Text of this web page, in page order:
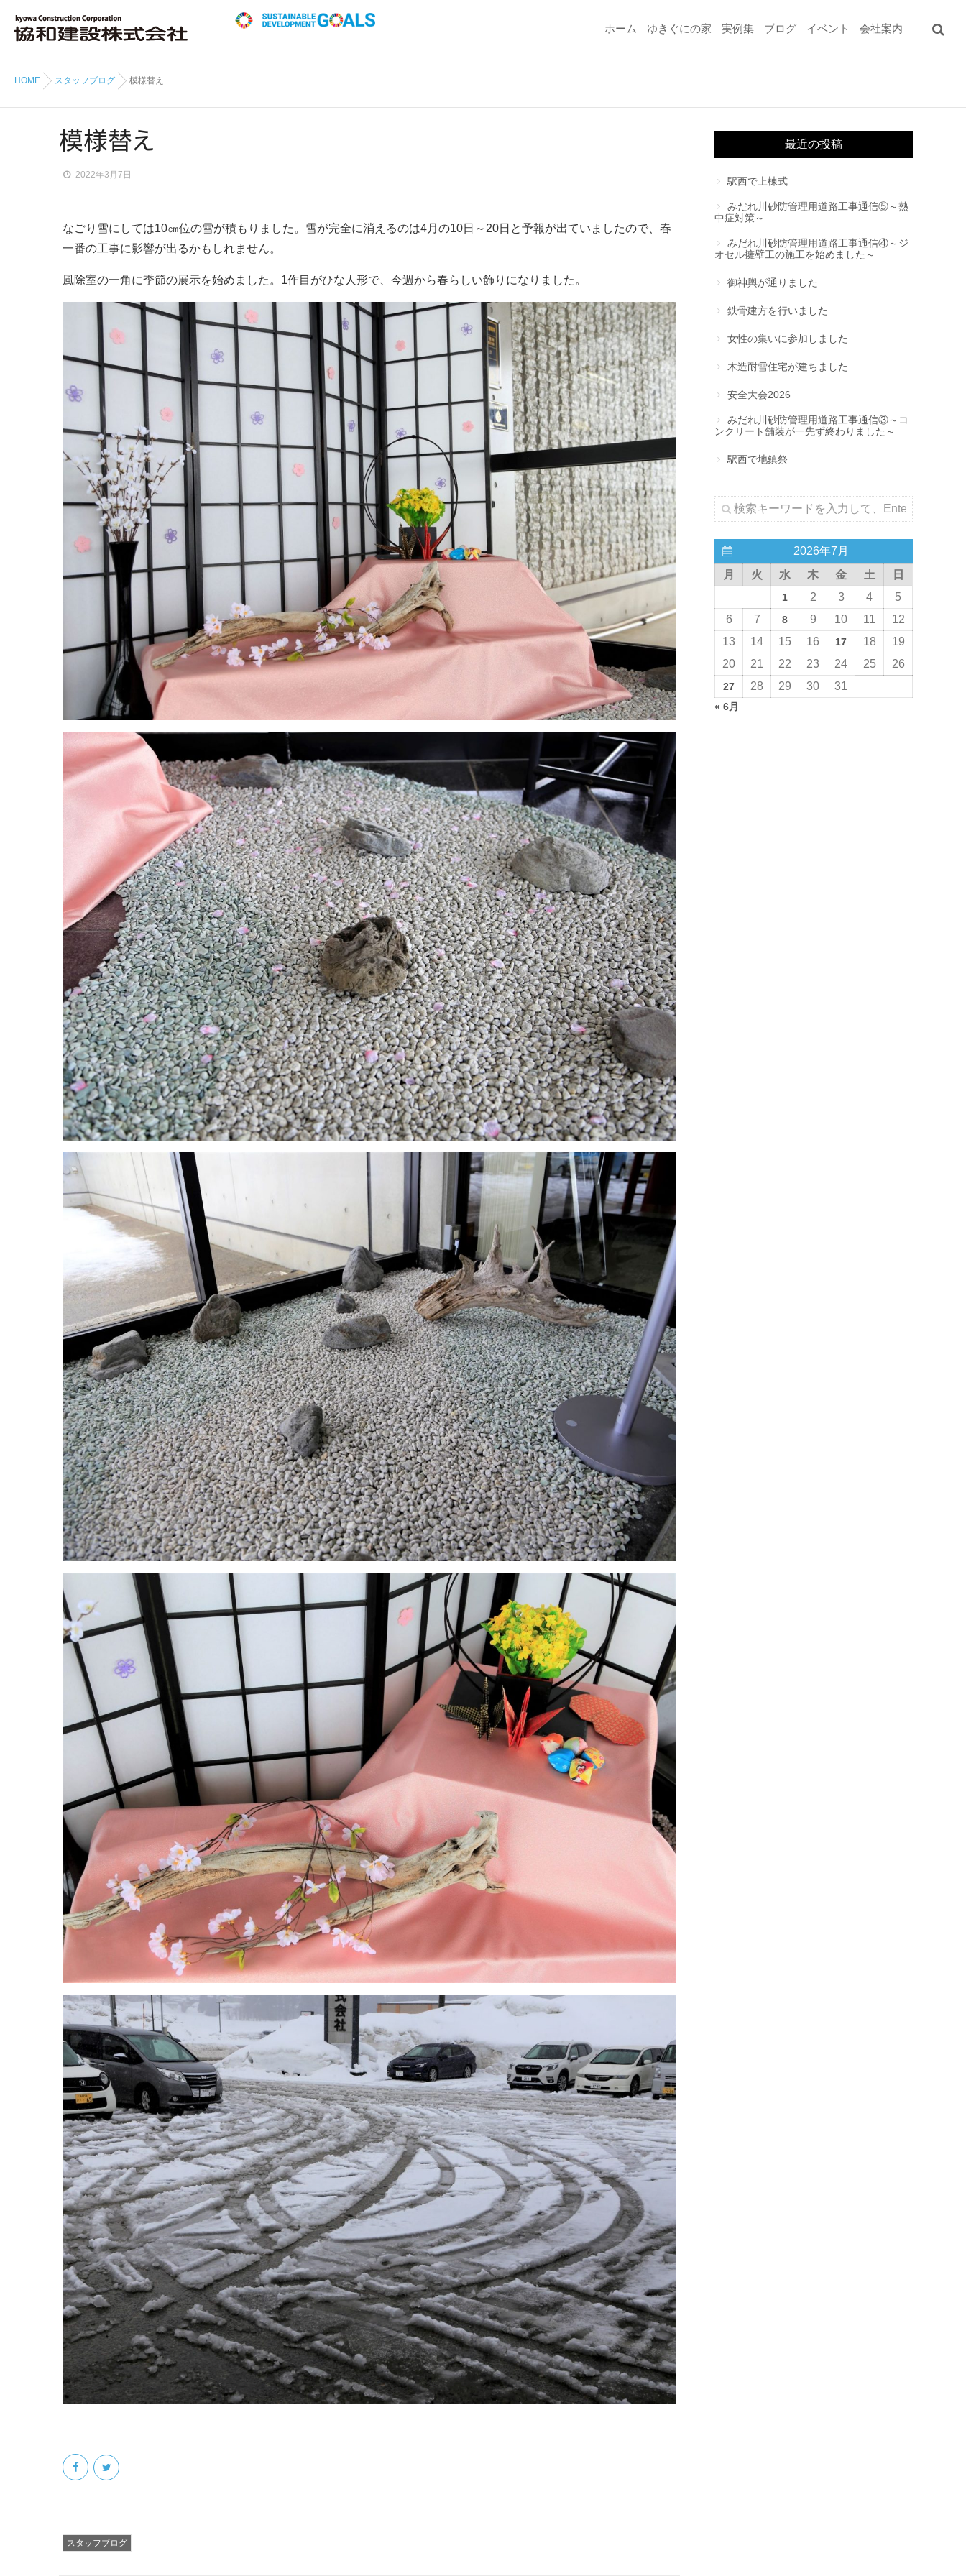
ホーム ゆきぐにの家 実例集 ブログ イベント 会社案内
HOME スタッフブログ 模様替え
模様替え
2022年3月7日
なごり雪にしては10㎝位の雪が積もりました。雪が完全に消えるのは4月の10日～20日と予報が出ていましたので、春
一番の工事に影響が出るかもしれません。
風除室の一角に季節の展示を始めました。1作目がひな人形で、今週から春らしい飾りになりました。
スタッフブログ
最近の投稿
駅西で上棟式
みだれ川砂防管理用道路工事通信⑤～熱
中症対策～
みだれ川砂防管理用道路工事通信④～ジ
オセル擁壁工の施工を始めました～
御神輿が通りました
鉄骨建方を行いました
女性の集いに参加しました
木造耐雪住宅が建ちました
安全大会2026
みだれ川砂防管理用道路工事通信③～コ
ンクリート舗装が一先ず終わりました～
駅西で地鎮祭
2026年7月
月
火 水 木 金 土 日
1 2 3 4
5
6
7 8 9 10 11
12
13
14 15 16 17 18
19
20
21 22 23 24 25 26
27 28 29 30 31
« 6月